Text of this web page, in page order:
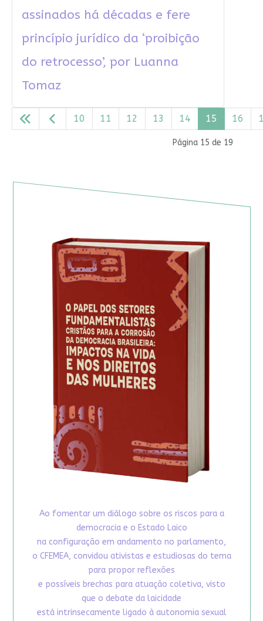
assinados há décadas e fere
princípio jurídico da ‘proibição
do retrocesso’, por Luanna
Tomaz
Página 15 de 19
10 11 12 13 14 15 16
Ao fomentar um diálogo sobre os riscos para a
democracia e o Estado Laico
na configuração em andamento no parlamento,
o CFEMEA, convidou ativistas e estudiosas do tema
para propor reflexões
e possíveis brechas para atuação coletiva, visto
que o debate da laicidade
está intrinsecamente ligado à autonomia sexual